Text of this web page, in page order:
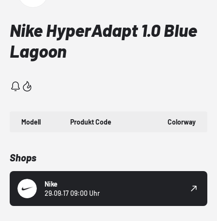
Nike HyperAdapt 1.0 Blue
Lagoon
Modell Produkt Code Colorway
Shops
Nike
29.09.17 09:00 Uhr